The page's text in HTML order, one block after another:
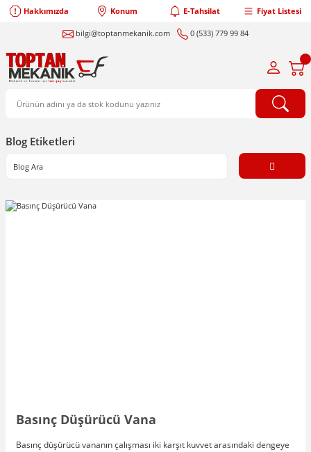
Hakkımızda Konum E-Tahsilat Fiyat Listesi
bilgi@toptanmekanik.com 0 (533) 779 99 84
Blog Etiketleri
Basınç Düşürücü Vana
Basınç düşürücü vananın çalışması iki karşıt kuvvet arasındaki dengeye